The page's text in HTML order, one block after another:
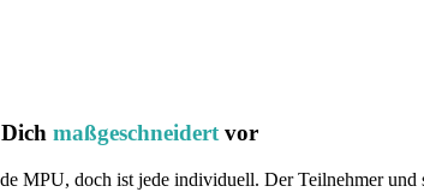
maßgeschneidertvor
MPU, doch ist jede individuell. Der Teilnehmer